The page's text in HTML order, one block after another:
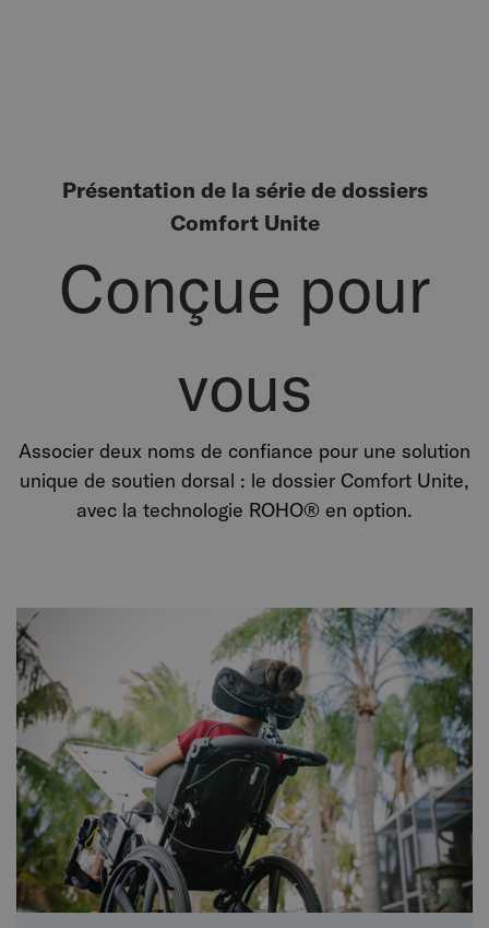
Présentation de la série de dossiers
Comfort Unite
Conçue pour
vous
Associer deux noms de confiance pour une solution
unique de soutien dorsal : le dossier Comfort Unite,
avec la technologie ROHO® en option.